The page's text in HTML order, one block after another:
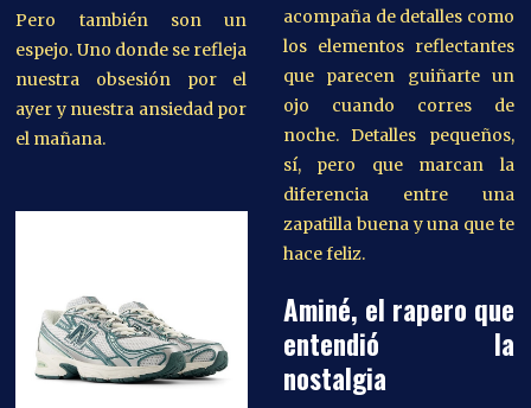
Pero también son un
espejo. Uno donde se refleja
nuestra obsesión por el
ayer y nuestra ansiedad por
el mañana.
acompaña de detalles como
los elementos reflectantes
que parecen guiñarte un
ojo cuando corres de
noche. Detalles pequeños,
sí, pero que marcan la
diferencia entre una
zapatilla buena y una que te
hace feliz.
Aminé, el rapero que
entendió la
nostalgia